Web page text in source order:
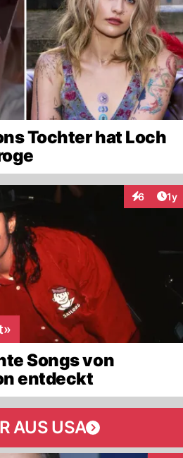
Tochter hat Loch
6 1y
Songs von
entdeckt
AUS USA